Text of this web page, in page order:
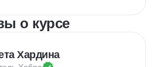
о курсе
Хардина